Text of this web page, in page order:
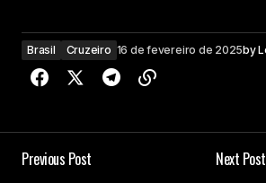
Brasil Cruzeiro 16 de fevereiro de 2025by
Previous Post
Next Post